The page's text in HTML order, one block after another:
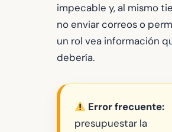
impecable y, al mismo
no enviar correos o
un rol vea información
debería.
Error frecuente:
presupuestar la